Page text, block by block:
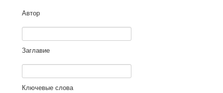
Участники
Научная работа
Как работать с сайтом
Контакты
Автор
Заглавие
Ключевые слова